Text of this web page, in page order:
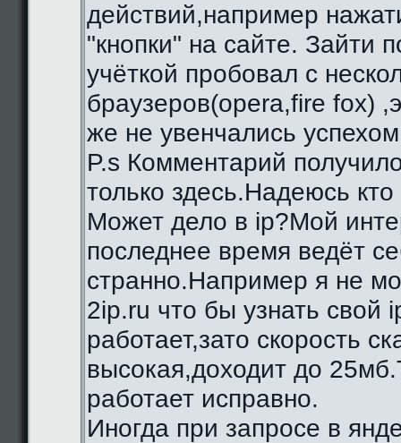
действий,например
"кнопки" на сайте. Зайти
учёткой пробовал с
браузеров(opera,fire fox)
же не увенчались
P.s Комментарий
только здесь.Надеюсь
Может дело в ip?Мой
последнее время ведёт
странно.Например я не
2ip.ru что бы узнать свой
работает,зато скорость
высокая,доходит до
работает исправно.
Иногда при запросе в